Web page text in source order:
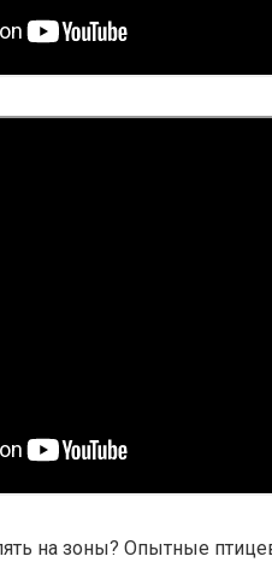
на зоны? Опытные